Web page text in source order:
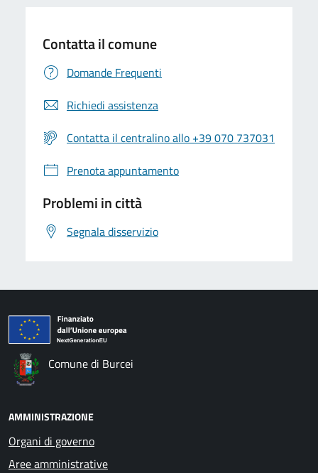
Contatta il comune
Domande Frequenti
Richiedi assistenza
Contatta il centralino allo +39 070 737031
Prenota appuntamento
Problemi in città
Segnala disservizio
Comune di Burcei
AMMINISTRAZIONE
Organi di governo
Aree amministrative